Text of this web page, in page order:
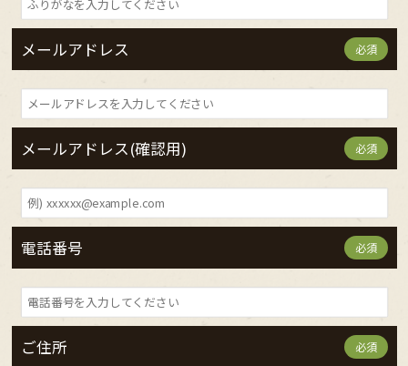
メールアドレス 必須
メールアドレス(確認用) 必須
電話番号 必須
ご住所 必須